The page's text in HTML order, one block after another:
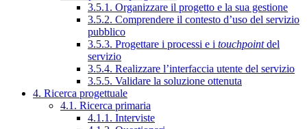
3.5.1. Organizzare il progetto e la sua gestione
3.5.2. Comprendere il contesto d’uso del servizio
pubblico
3.5.3. Progettare i processi e i touchpointdel
servizio
3.5.4. Realizzare l’interfaccia utente del servizio
3.5.5. Validare la soluzione ottenuta
4. Ricerca progettuale
4.1. Ricerca primaria
4.1.1. Interviste